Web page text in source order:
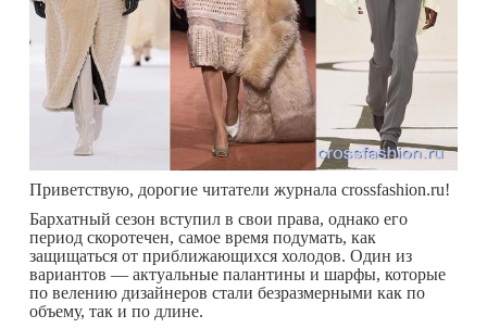
Приветствую, дорогие читатели журнала crossfashion.ru!
Бархатный сезон вступил в свои права, однако его
период скоротечен, самое время подумать, как
защищаться от приближающихся холодов. Один из
вариантов — актуальные палантины и шарфы, которые
по велению дизайнеров стали безразмерными как по
объему, так и по длине.